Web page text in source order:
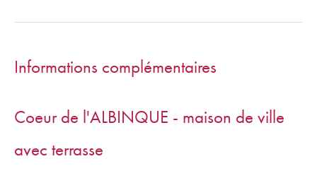
Informations complémentaires
Coeur de l'ALBINQUE - maison de ville
avec terrasse